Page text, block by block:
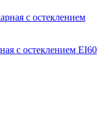
с остеклением EI60